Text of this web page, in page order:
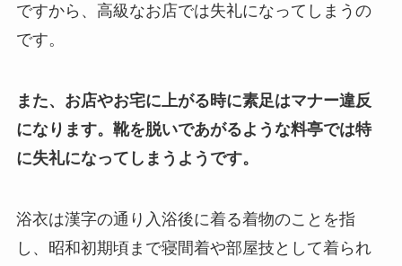
ですから、高級なお店では失礼になってしまうの
です。
また、お店やお宅に上がる時に素足はマナー違反
になります。 靴を脱いであがるような料亭では特
に失礼になってしまうようです。
浴衣は漢字の通り入浴後に着る着物のことを指
し、 昭和初期頃まで寝間着や部屋技として着られ